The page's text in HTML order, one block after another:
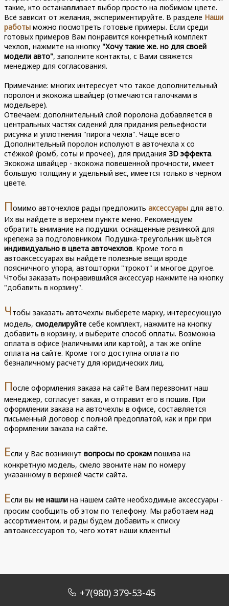
такие, кто останавливает выбор просто на любимом цвете.
Всё зависит от желания, экспериментируйте. В разделе Наши
работы можно посмотреть готовые примеры. Если среди
готовых примеров Вам понравится конкретный комплект
чехлов, нажмите на кнопку "Хочу такие же. но для своей
модели авто", заполните контакты, с Вами свяжется
менеджер для согласования.
Примечание: многих интересует что такое дополнительный
поролон и экокожа швайцер (отмечаются галочками в
модельере).
Отвечаем: дополнительный слой поролона добавляется в
центральных частях сидений для придания рельефности
рисунка и уплотнения "пирога чехла". Чаще всего
Дополнительный поролон исполуют в авточехла х со
стёжкой (ромб, соты и прочее), для придания3D эффекта.
Экокожа швайцер - экокожа повешенной прочности, имеет
большую толщину и удельный вес, имеется только в чёрном
цвете.
Помимо авточехлов рады предложитьаксессуары для авто.
Их вы найдете в верхнем пункте меню. Рекомендуем
обратить внимание на подушки. оснащенные резинкой для
крепежа за подголовником. Подушка-треугольник шьётся
индивидуально в цвета авточехлов. Кроме того в
автоаксессуарах вы найдёте полезные вещи вроде
поясничного упора, автошторки "трокот" и многое другое.
Чтобы заказать понравившийся аксессуар нажмите на кнопку
"добавить в корзину".
Чтобы заказать авточехлы выберете марку, интересующую
модель,смоделируйте себе комплект, нажмите на кнопку
добавить в корзину, и выберите способ оплаты. Возможна
оплата в офисе (наличными или картой), а так же online
оплата на сайте. Кроме того доступна оплата по
безналичному расчету для юридических лиц.
После оформления заказа на сайте Вам перезвонит наш
менеджер, согласует заказ, и отправит его в пошив. При
оформлении заказа на авточехлы в офисе, составляется
письменный договор с полной предоплатой, как и при при
оформлении заказа на сайте.
Если у Вас возникнутвопросы по срокам пошива на
конкретную модель, смело звоните нам по номеру
указанному в верхней части сайта.
Если выне нашлина нашем сайте необходимые аксессуары -
просим сообщить об этом по телефону. Мы работаем над
ассортиментом, и рады будем добавить к списку
автоаксессуаров то, чего хотят наши клиенты!
+7(980) 379-53-45